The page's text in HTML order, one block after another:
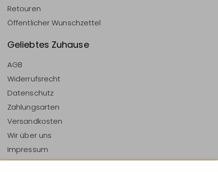
Retouren
Öffentlicher Wunschzettel
Geliebtes Zuhause
AGB
Widerrufsrecht
Datenschutz
Zahlungsarten
Versandkosten
Wir über uns
Impressum
Vertrag Widerrufen